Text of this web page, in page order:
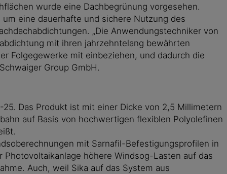
wurde eine Dachbegrünung vorgesehen.
eine dauerhafte und sichere Nutzung des
„Die Anwendungstechniker von
mit ihren jahrzehntelang bewährten
Folgegewerke mit einbeziehen, und dadurch die
Group GmbH.
Das Produkt ist mit einer Dicke von 2,5 Millimetern
auf Basis von hochwertigen flexiblen Polyolefinen
mit Sarnafil-Befestigungsprofilen in
höhere Windsog-Lasten auf das
Auch, weil Sika auf das System aus